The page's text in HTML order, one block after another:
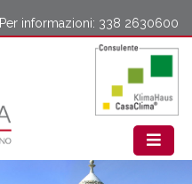
Per informazioni: 338 2630600